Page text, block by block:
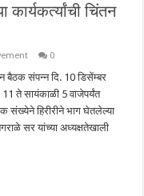
चिंतन
0
बैठक संपन्न दि. 10 डिसेंम्बर
ते सायंकाळी 5 वाजेपर्यंत
संख्येने हिरीरीने भाग घेतलेल्या
सर यांच्या अध्यक्षतेखाली